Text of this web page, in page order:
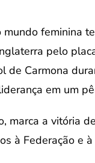
mundo feminina
pelo
de Carmona
em um
marca a vitória
à Federação e